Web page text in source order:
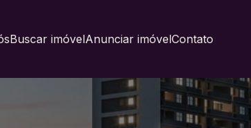
Buscar imóvelAnunciar imóvelContato